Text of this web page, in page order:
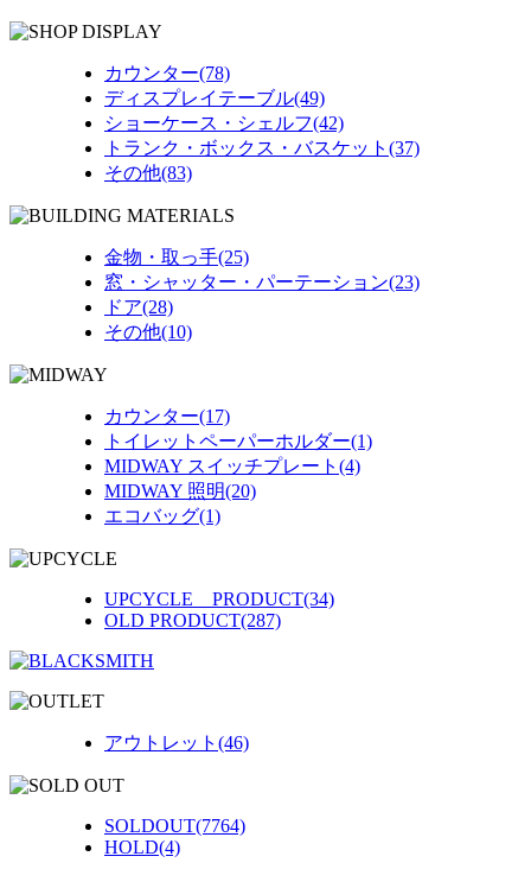
カウンター(78)
ディスプレイテーブル(49)
ショーケース・シェルフ(42)
トランク・ボックス・バスケット(37)
その他(83)
金物・取っ手(25)
窓・シャッター・パーテーション(23)
ドア(28)
その他(10)
カウンター(17)
トイレットペーパーホルダー(1)
MIDWAY スイッチプレート(4)
MIDWAY 照明(20)
エコバッグ(1)
UPCYCLE PRODUCT(34)
OLD PRODUCT(287)
アウトレット(46)
SOLDOUT(7764)
HOLD(4)